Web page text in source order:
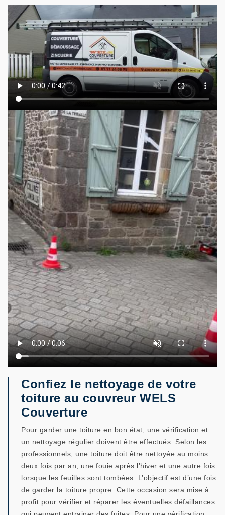
Confiez le nettoyage de votre
toiture au couvreur WELS
Couverture
Pour garder une toiture en bon état, une vérification et
un nettoyage régulier doivent être effectués. Selon les
professionnels, une toiture doit être nettoyée au moins
deux fois par an, une fouie après l’hiver et une autre fois
lorsque les feuilles sont tombées. L’objectif est d’une fois
de garder la toiture propre. Cette occasion sera mise à
profit pour vérifier et réparer les éventuelles défaillances